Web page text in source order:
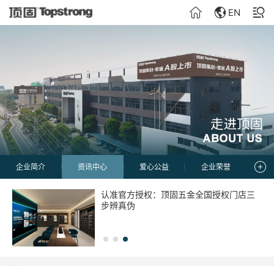
EN
企业简介 资讯中心 爱心公益 企业荣誉
选购门窗如何规避渠道风险？做好付款、
合同、验收三大要点
顶固门窗全国服务保障声明：经销商违约
订单的总部处理机制
认准官方授权：顶固五金全国授权门店三
步辨真伪